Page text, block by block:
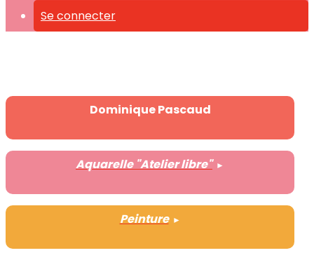
Se connecter
Dominique Pascaud
Aquarelle "Atelier libre" ►
Peinture ►